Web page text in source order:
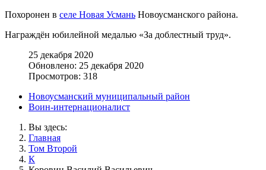
Похоронен в селе Новая Усмань Новоусманского района.
Награждён юбилейной медалью «За доблестный труд».
25 декабря 2020
Обновлено: 25 декабря 2020
Просмотров: 318
Новоусманский муниципальный район
Воин-интернационалист
Вы здесь:
Главная
Том Второй
К